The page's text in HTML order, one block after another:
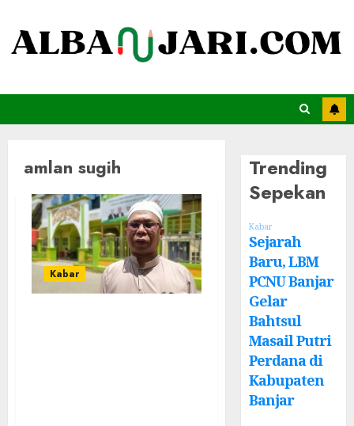
amlan sugih
Kabar
Trending
Sepekan
Kabar
Sejarah
Baru, LBM
PCNU Banjar
Gelar
Bahtsul
Masail Putri
Perdana di
Kabupaten
Banjar